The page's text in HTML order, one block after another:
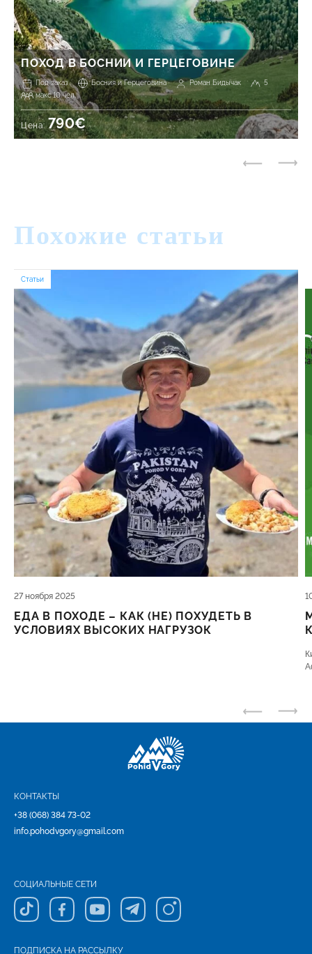
ПОХОД В БОСНИИ И ГЕРЦЕГОВИНЕ
Под заказ Босния и Герцеговина Роман Бидычак
5
макс 10 чел.
Цена:790€
Похожие статьи
Статьи
27 ноября 2025
ЕДА В ПОХОДЕ – КАК (НЕ) ПОХУДЕТЬ В
УСЛОВИЯХ ВЫСОКИХ НАГРУЗОК
КОНТАКТЫ
+38 (068) 384 73-02
info.pohodvgory@gmail.com
СОЦИАЛЬНЫЕ СЕТИ
ПОДПИСКА НА РАССЫЛКУ